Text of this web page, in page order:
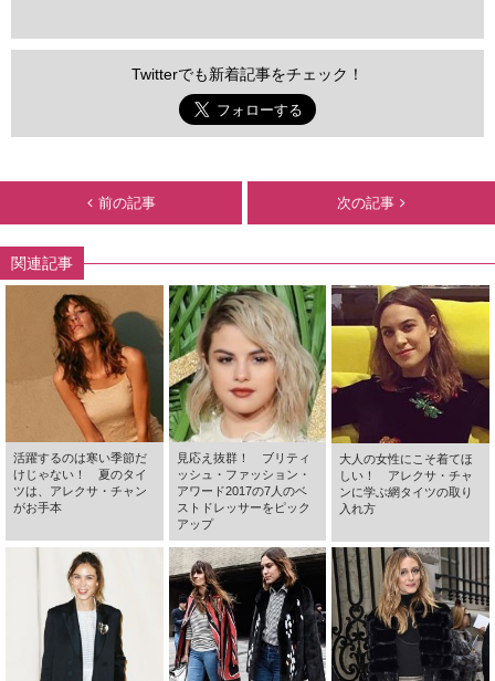
Twitterでも新着記事をチェック！
前の記事 次の記事
関連記事
活躍するのは寒い季節だ
けじゃない！ 夏のタイ
ツは、アレクサ・チャン
がお手本
見応え抜群！ ブリティ
ッシュ・ファッション・
アワード2017の7人のベ
ストドレッサーをピック
アップ
大人の女性にこそ着てほ
しい！ アレクサ・チャ
ンに学ぶ網タイツの取り
入れ方